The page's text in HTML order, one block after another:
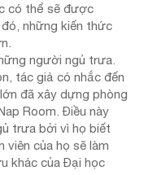
có thể sẽ được
những kiến thức
người ngủ trưa.
tác giả có nhắc đến
đã xây dựng phòng
Room. Điều này
trưa bởi vì họ biết
viên của họ sẽ làm
khác của Đại học